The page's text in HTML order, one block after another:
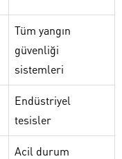
Tüm yangın
güvenliği
sistemleri
Endüstriyel
tesisler
Acil durum